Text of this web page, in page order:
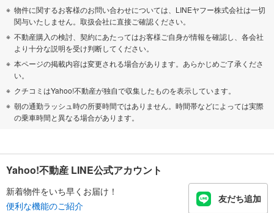
物件に関するお客様のお問い合わせについては、LINEヤフー株式会社は一切
関与いたしません。取扱会社に直接ご確認ください。
不動産購入の検討、契約にあたってはお客様ご自身が情報を確認し、各会社
より十分な説明を受け判断してください。
本ページの掲載内容は変更される場合があります。あらかじめご了承くださ
い。
クチコミはYahoo!不動産が独自で収集したものを表示しています。
朝の通勤ラッシュ時の所要時間ではありません。時間帯などによっては実際
の乗車時間と異なる場合があります。
Yahoo!不動産 LINE公式アカウント
新着物件をいち早くお届け！
便利な機能のご紹介
友だち追加